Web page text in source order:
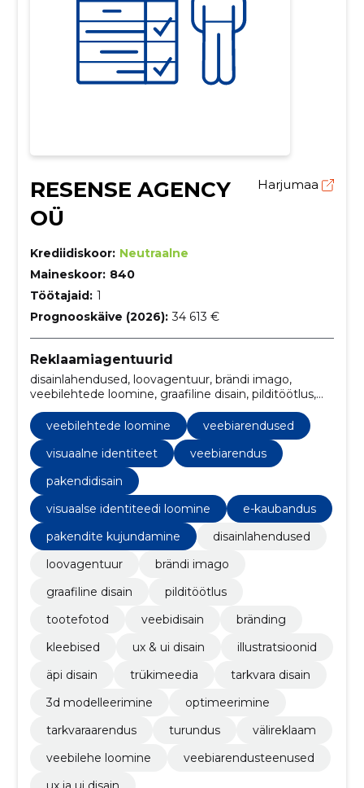
RESENSE AGENCY
OÜ
Harjumaa
Krediidiskoor: Neutraalne
Maineskoor: 840
Töötajaid: 1
Prognooskäive (2026): 34 613 €
Reklaamiagentuurid
disainlahendused, loovagentuur, brändi imago,
veebilehtede loomine, graafiline disain, pilditöötlus,
tootefotod, veebiarendused, veebidisain, visuaalne
identiteet
veebilehtede loomine
veebiarendused
visuaalne identiteet
veebiarendus
pakendidisain
visuaalse identiteedi loomine
e-kaubandus
pakendite kujundamine
disainlahendused
loovagentuur
brändi imago
graafiline disain
pilditöötlus
tootefotod
veebidisain
bränding
kleebised
ux & ui disain
illustratsioonid
äpi disain
trükimeedia
tarkvara disain
3d modelleerimine
optimeerimine
tarkvaraarendus
turundus
välireklaam
veebilehe loomine
veebiarendusteenused